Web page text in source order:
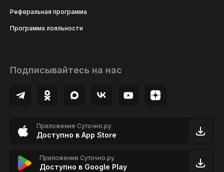
Реферальная программа
Программа лояльности
Подписывайтесь на нас
Приложение Суточно.ру
Доступно в App Store
Приложение Суточно.ру
Доступно в Google Play